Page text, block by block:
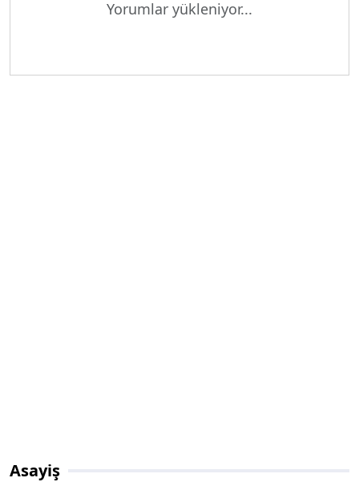
Yorumlar yükleniyor...
Asayiş